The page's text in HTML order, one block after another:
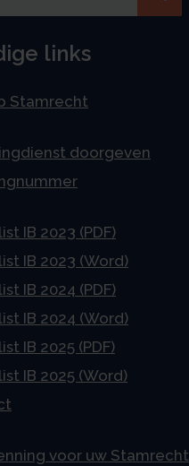
links
Stamrecht
doorgeven
IB 2023 (PDF)
IB 2023 (Word)
IB 2024 (PDF)
IB 2024 (Word)
IB 2025 (PDF)
IB 2025 (Word)
voor uw Stamrecht